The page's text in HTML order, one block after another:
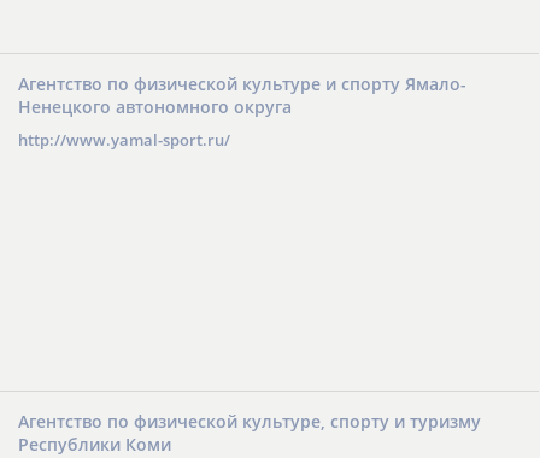
Агентство по физической культуре и спорту Ямало-
Ненецкого автономного округа
http://www.yamal-sport.ru/
Агентство по физической культуре, спорту и туризму
Республики Коми